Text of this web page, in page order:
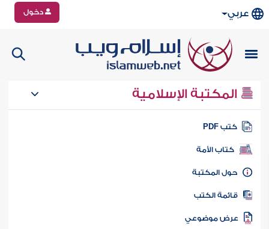
عربي دخول
المكتبة الإسلامية
كتب PDF
كتاب الأمة
المكتبة
الكتب